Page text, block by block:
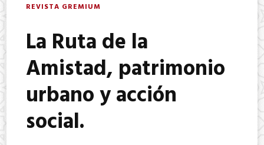
REVISTA GREMIUM
La Ruta de la
Amistad, patrimonio
urbano y acción
social.